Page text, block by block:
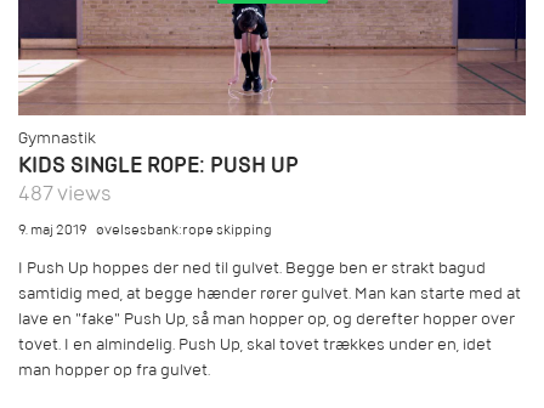
Gymnastik
KIDS SINGLE ROPE: PUSH UP
487 views
9. maj 2019 øvelsesbank:rope skipping
I Push Up hoppes der ned til gulvet. Begge ben er strakt bagud
samtidig med, at begge hænder rører gulvet. Man kan starte med at
lave en "fake" Push Up, så man hopper op, og derefter hopper over
tovet. I en almindelig. Push Up, skal tovet trækkes under en, idet
man hopper op fra gulvet.